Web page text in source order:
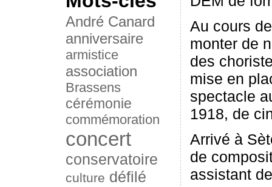
André Canard
anniversaire
armistice
association
Brassens
cérémonie
commémoration
concert
conservatoire
culture défilé
Au cours
monter de
des
mise en
spectacle
1918, de
Arrivé à
de
assistant